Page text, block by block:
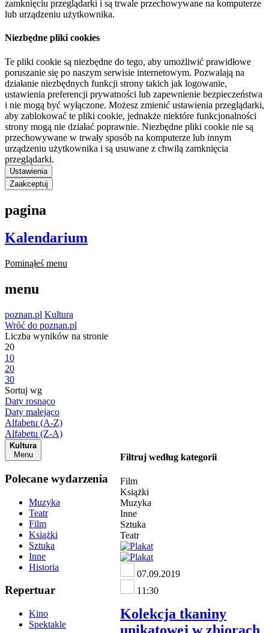
zamknięciu przeglądarki i są trwale przechowywane na komputerze
lub urządzeniu użytkownika.
Niezbędne pliki cookies
Te pliki cookie są niezbędne do tego, aby umożliwić prawidłowe
poruszanie się po naszym serwisie internetowym. Pozwalają na
działanie niezbędnych funkcji strony takich jak logowanie,
ustawienia preferencji prywatności lub zapewnienie bezpieczeństwa
i nie mogą być wyłączone. Możesz zmienić ustawienia przeglądarki,
aby zablokować te pliki cookie, jednakże niektóre funkcjonalności
strony mogą nie działać poprawnie. Niezbędne pliki cookie nie są
przechowywane w trwały sposób na komputerze lub innym
urządzeniu użytkownika i są usuwane z chwilą zamknięcia
przeglądarki.
Ustawienia
Zaakceptuj
pagina
Kalendarium
Pominąłeś menu
menu
poznan.pl Kultura
Wróć do poznan.pl
Liczba wyników na stronie
20
10
20
30
Sortuj wg
Daty rosnąco
Daty malejąco
Alfabetu (A-Z)
Alfabetu (Z-A)
Kultura
Menu
Polecane wydarzenia
Muzyka
Teatr
Film
Książki
Sztuka
Inne
Historia
Repertuar
Kino
Spektakle
Filtruj według kategorii
Film
Książki
Muzyka
Inne
Sztuka
Teatr
07.09.2019
11:30
Kolekcja tkaniny
unikatowej w zbiorach